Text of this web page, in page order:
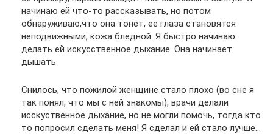
начинаю ей что-то рассказывать, но потом
обнаруживаю,что она тонет, ее глаза становятся
неподвижными, кожа бледной. Я быстро начинаю
делать ей искусственное дыхание. Она начинает
дышать
Снилось, что пожилой женщине стало плохо (во сне я
так понял, что мы с ней знакомы), врачи делали
исскуственное дыхание, но не могли помочь, тогда кто
то попросил сделать меня! Я сделал и ей стало лучше…